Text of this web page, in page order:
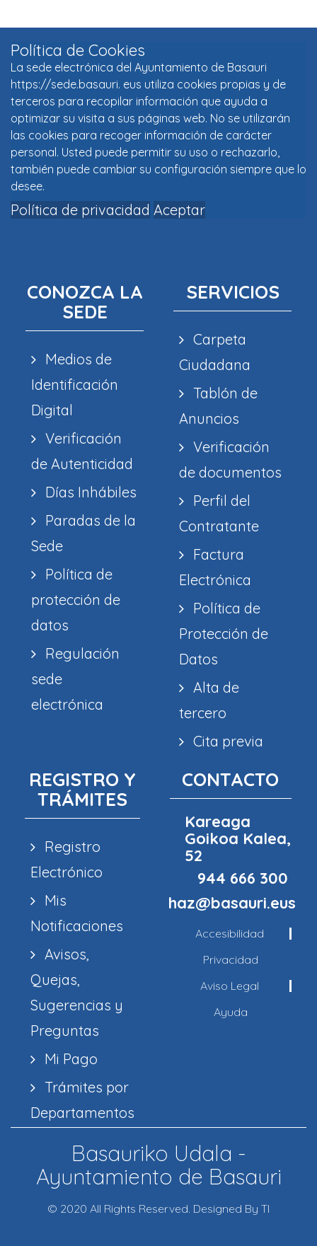
Política de Cookies
La sede electrónica del Ayuntamiento de Basauri
https://sede.basauri. eus utiliza cookies propias y de
terceros para recopilar información que ayuda a
optimizar su visita a sus páginas web. No se utilizarán
las cookies para recoger información de carácter
personal. Usted puede permitir su uso o rechazarlo,
también puede cambiar su configuración siempre que lo
desee.
Política de privacidad Aceptar
CONOZCA LA
SEDE
Medios de
Identificación
Digital
Verificación
de Autenticidad
Días Inhábiles
Paradas de la
Sede
Política de
protección de
datos
Regulación
sede
electrónica
SERVICIOS
Carpeta
Ciudadana
Tablón de
Anuncios
Verificación
de documentos
Perfil del
Contratante
Factura
Electrónica
Política de
Protección de
Datos
Alta de
tercero
Cita previa
REGISTRO Y
TRÁMITES
Registro
Electrónico
Mis
Notificaciones
Avisos,
Quejas,
Sugerencias y
Preguntas
Mi Pago
Trámites por
Departamentos
CONTACTO
Kareaga
Goikoa Kalea,
52
944 666 300
haz@basauri.eus
Accesibilidad
Privacidad
Aviso Legal
Ayuda
Basauriko Udala -
Ayuntamiento de Basauri
© 2020 All Rights Reserved. Designed By TI